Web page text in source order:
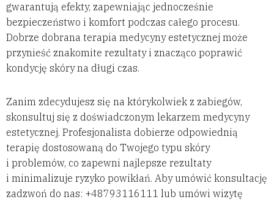
gwarantują efekty, zapewniając jednocześnie
bezpieczeństwo i komfort podczas całego procesu.
Dobrze dobrana terapia medycyny estetycznej może
przynieść znakomite rezultaty i znacząco poprawić
kondycję skóry na długi czas.
Zanim zdecydujesz się na którykolwiek z zabiegów,
skonsultuj się z doświadczonym lekarzem medycyny
estetycznej. Profesjonalista dobierze odpowiednią
terapię dostosowaną do Twojego typu skóry
i problemów, co zapewni najlepsze rezultaty
i minimalizuje ryzyko powikłań. Aby umówić konsultację
zadzwoń do nas: +48793116111 lub umówi wizytę